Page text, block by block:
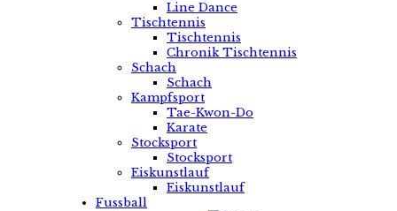
Line Dance
Tischtennis
Tischtennis
Chronik Tischtennis
Schach
Schach
Kampfsport
Tae-Kwon-Do
Karate
Stocksport
Stocksport
Eiskunstlauf
Eiskunstlauf
Fussball